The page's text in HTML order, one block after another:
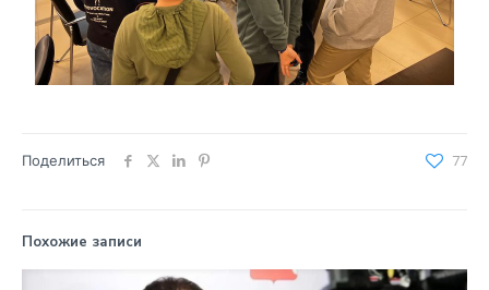
Поделиться 77
Похожие записи